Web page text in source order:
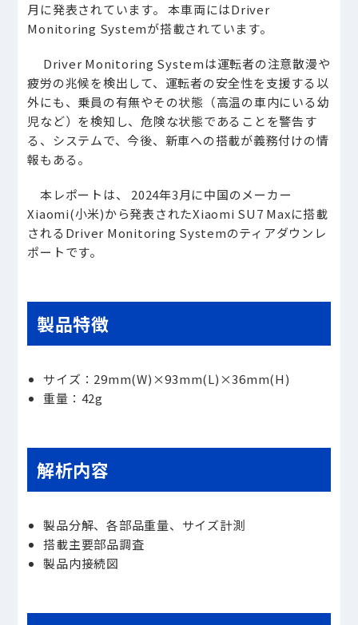
月に発表されています。 本車両にはDriver
Monitoring Systemが搭載されています。
Driver Monitoring Systemは運転者の注意散漫や
疲労の兆候を検出して、運転者の安全性を支援する以
外にも、乗員の有無やその状態（高温の車内にいる幼
児など）を検知し、危険な状態であることを警告す
る、システムで、今後、新車への搭載が義務付けの情
報もある。
本レポートは、 2024年3月に中国のメーカー
Xiaomi(小米)から発表されたXiaomi SU7 Maxに搭載
されるDriver Monitoring Systemのティアダウンレ
ポートです。
製品特徴
サイズ：29mm(W)×93mm(L)×36mm(H)
重量：42g
解析内容
製品分解、各部品重量、サイズ計測
搭載主要部品調査
製品内接続図